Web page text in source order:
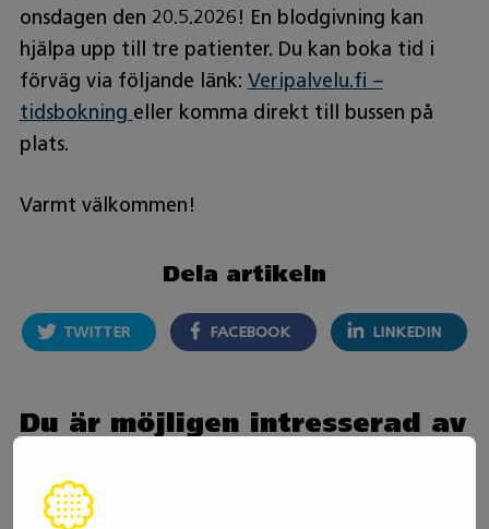
onsdagen den 20.5.2026! En blodgivning kan
hjälpa upp till tre patienter. Du kan boka tid i
förväg via följande länk: Veripalvelu.fi –
tidsbokning eller komma direkt till bussen på
plats.
Varmt välkommen!
Dela artikeln
TWITTER FACEBOOK LINKEDIN
Du är möjligen intresserad av